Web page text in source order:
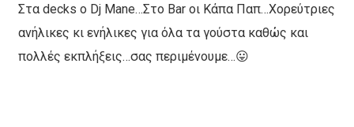
Στα decks o Dj Mane…Στο Bar οι Κάπα Παπ…Χορεύτριες
ανήλικες κι ενήλικες για όλα τα γούστα καθώς και
πολλές εκπλήξεις…σας περιμένουμε…😛